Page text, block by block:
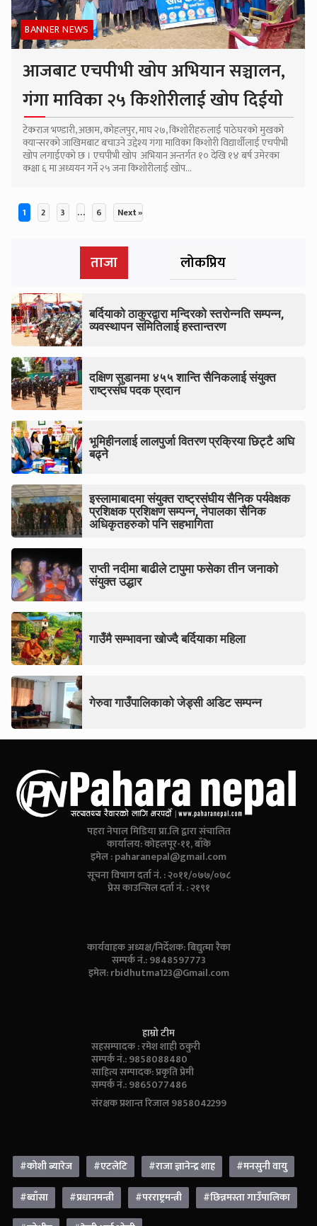
BANNER NEWS
आजबाट एचपीभी खाेप अभियान सञ्चालन,
गंगा माविका २५ किशोरीलाई खाेप दिईयाे
टेकराज भण्डारी, अछाम, कोहलपुर, माघ २७, किशाेरीहरुलाई पाठेघरकाे मुखकाे
क्यान्सरको जाखिमबाट बचाउने उद्देश्य गंगा माविका किशोरी विद्यार्थीलाई एचपीभी
खाेप लगाईएकाे छ । एचपीभी खाेप अभियान अन्तर्गत १० देखि १४ बर्ष उमेरका
कक्षा ६ मा अध्ययन गर्ने २५ जना किशोरीलाई खाेप...
Posts
pagination
1 2 3 … 6 Next »
ताजा लोकप्रिय
बर्दियाको ठाकुरद्वारा मन्दिरको स्तरोन्नति सम्पन्न,
व्यवस्थापन समितिलाई हस्तान्तरण
दक्षिण सुडानमा ४५५ शान्ति सैनिकलाई संयुक्त
राष्ट्रसंघ पदक प्रदान
भूमिहीनलाई लालपुर्जा वितरण प्रक्रिया छिट्टै अघि
बढ्ने
इस्लामाबादमा संयुक्त राष्ट्रसंघीय सैनिक पर्यवेक्षक
प्रशिक्षक प्रशिक्षण सम्पन्न, नेपालका सैनिक
अधिकृतहरुको पनि सहभागिता
राप्ती नदीमा बाढीले टापुमा फसेका तीन जनाको
संयुक्त उद्धार
गाउँमै सम्भावना खोज्दै बर्दियाका महिला
गेरुवा गाउँपालिकाको जेड्सी अडिट सम्पन्न
पहरा नेपाल मिडिया प्रा.लि द्वारा संचालित
कार्यालय: कोहलपूर-११, बाँके
इमेल :paharanepal@gmail.com
सूचना विभाग दर्ता नं. : २०११/०७७/०७८
प्रेस काउन्सिल दर्ता नं. : २१९१
कार्यवाहक अध्यक्ष/निर्देशक: बिद्युत्मा रैका
सम्पर्क नं.: 9848597773
इमेल:rbidhutma123@Gmail.com
हाम्रो टीम
सहसम्पादक : रमेश शाही ठकुरी
सम्पर्क नं.: 9858088480
साहित्य सम्पादक: प्रकृति प्रेमी
सम्पर्क नं.: 9865077486
संरक्षक प्रशान्त रिजाल 9858042299
#कोशी ब्यारेज #एटलेटि #राजा ज्ञानेन्द्र शाह
#मनसुनी वायु
#ब्वाँसा
#प्रधानमन्त्री #परराष्ट्रमन्त्री
#छिन्नमस्ता गाउँपालिका